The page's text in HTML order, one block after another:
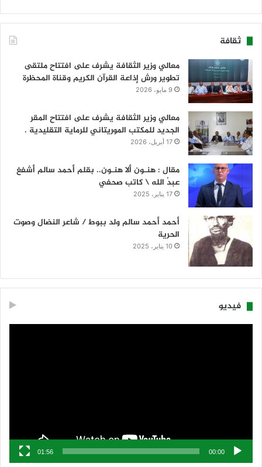
ثقافة
معالي وزير الثقافة يشرف على افتتاح ملتقى
تطوير ورش إذاعة القرآن الكريم وقناة المحظرة
9 مايو، 2026
معالي وزير الثقافة يشرف على افتتاح المقر
الجديد للمكتب الموريتاني للرماية التقليدية .
17 أبريل، 2026
مقال : هنـون ألا هنـون.. بقلم أحمد سالم أشفغ
عبدُ الله \ كاتب صحفي
17 يناير، 2025
أحمد أحمد سالم ولد ببوط / شاعر النضال وصوت
الحرية
10 يناير، 2025
فيديو
00:00
01:56